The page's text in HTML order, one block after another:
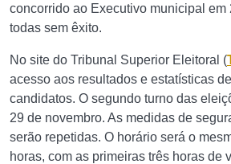
concorrido ao Executivo municipal em
todas sem êxito.
No site do Tribunal Superior Eleitoral (
acesso aos resultados e estatísticas
candidatos. O segundo turno das
29 de novembro. As medidas de
serão repetidas. O horário será o
horas, com as primeiras três horas de